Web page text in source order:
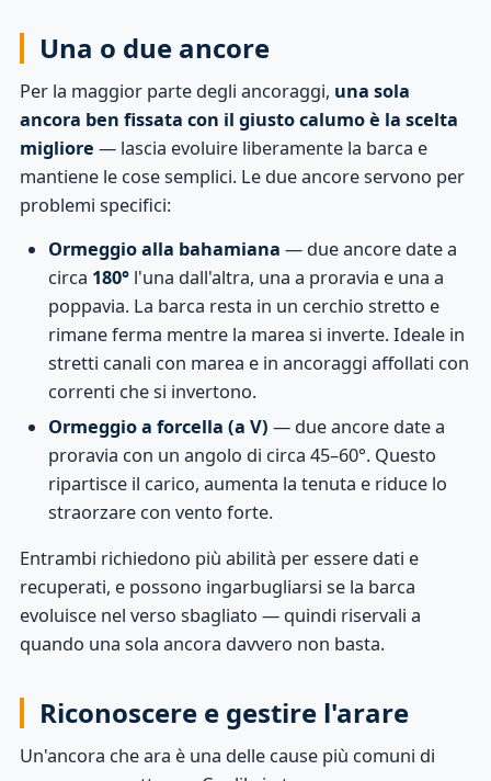
Una o due ancore
Per la maggior parte degli ancoraggi, una sola
ancora ben fissata con il giusto calumo è la scelta
migliore — lascia evoluire liberamente la barca e
mantiene le cose semplici. Le due ancore servono per
problemi specifici:
Ormeggio alla bahamiana — due ancore date a
circa 180° l'una dall'altra, una a proravia e una a
poppavia. La barca resta in un cerchio stretto e
rimane ferma mentre la marea si inverte. Ideale in
stretti canali con marea e in ancoraggi affollati con
correnti che si invertono.
Ormeggio a forcella (a V) — due ancore date a
proravia con un angolo di circa 45–60°. Questo
ripartisce il carico, aumenta la tenuta e riduce lo
straorzare con vento forte.
Entrambi richiedono più abilità per essere dati e
recuperati, e possono ingarbugliarsi se la barca
evoluisce nel verso sbagliato — quindi riservali a
quando una sola ancora davvero non basta.
Riconoscere e gestire l'arare
Un'ancora che ara è una delle cause più comuni di